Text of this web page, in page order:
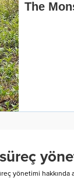
yönetimi hakkında